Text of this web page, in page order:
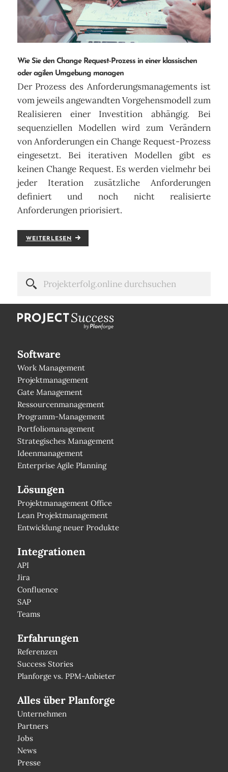
Wie Sie den Change Request-Prozess in einer klassischen
oder agilen Umgebung managen
Der Prozess des Anforderungsmanagements ist
vom jeweils angewandten Vorgehensmodell zum
Realisieren einer Investition abhängig. Bei
sequenziellen Modellen wird zum Verändern
von Anforderungen ein Change Request-Prozess
eingesetzt. Bei iterativen Modellen gibt es
keinen Change Request. Es werden vielmehr bei
jeder Iteration zusätzliche Anforderungen
definiert und noch nicht realisierte
Anforderungen priorisiert.
WEITERLESEN
Software
Work Management
Projektmanagement
Gate Management
Ressourcenmanagement
Programm-Management
Portfoliomanagement
Strategisches Management
Ideenmanagement
Enterprise Agile Planning
Lösungen
Projektmanagement Office
Lean Projektmanagement
Entwicklung neuer Produkte
Integrationen
API
Jira
Confluence
SAP
Teams
Erfahrungen
Referenzen
Success Stories
Planforge vs. PPM-Anbieter
Alles über Planforge
Unternehmen
Partners
Jobs
News
Presse